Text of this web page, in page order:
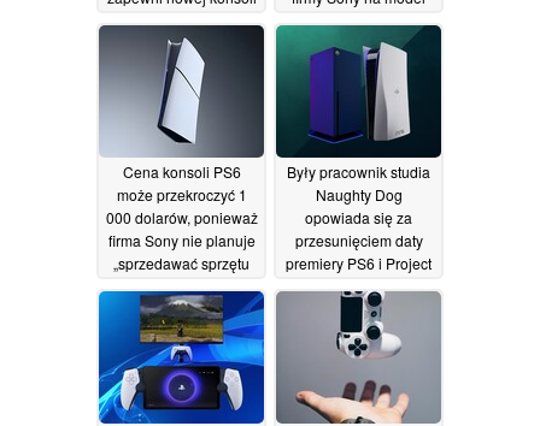
PS602/07/2026 02/07/2026
Cena konsoli PS6
może przekroczyć 1
000 dolarów, ponieważ
firma Sony nie planuje
„sprzedawać sprzętu
30/06/2026
Były pracownik studia
Naughty Dog
opowiada się za
przesunięciem daty
premiery PS6 i Project
30/06/2026